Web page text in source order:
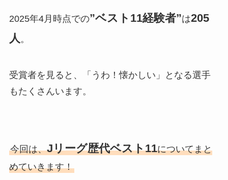
2025年4月時点での”ベスト11経験者”は205
人。
受賞者を見ると、「うわ！懐かしい」となる選手
もたくさんいます。
今回は、Jリーグ歴代ベスト11についてまと
めていきます！